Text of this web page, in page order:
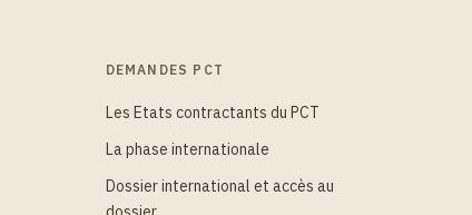
DEMANDES PCT
Les Etats contractants du PCT
La phase internationale
Dossier international et accès au